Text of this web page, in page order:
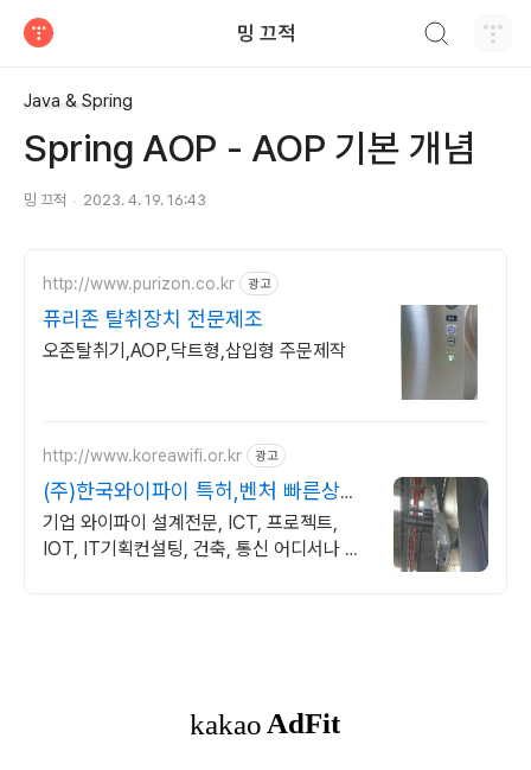
밍 끄적
Java & Spring
Spring AOP - AOP 기본 개념
밍 끄적 2023. 4. 19. 16:43
http://www.purizon.co.kr 광고
퓨리존 탈취장치 전문제조
오존탈취기,AOP,닥트형,삽입형 주문제작
http://www.koreawifi.or.kr 광고
(주)한국와이파이 특허,벤처 빠른상담
가능
기업 와이파이 설계전문, ICT, 프로젝트,
IOT, IT기획컨설팅, 건축, 통신 어디서나 끊